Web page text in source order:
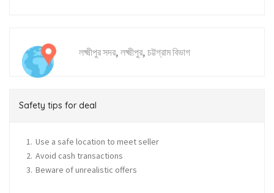
লক্ষ্মীপুর সদর, লক্ষ্মীপুর, চট্টগ্রাম বিভাগ
Safety tips for deal
Use a safe location to meet seller
Avoid cash transactions
Beware of unrealistic offers